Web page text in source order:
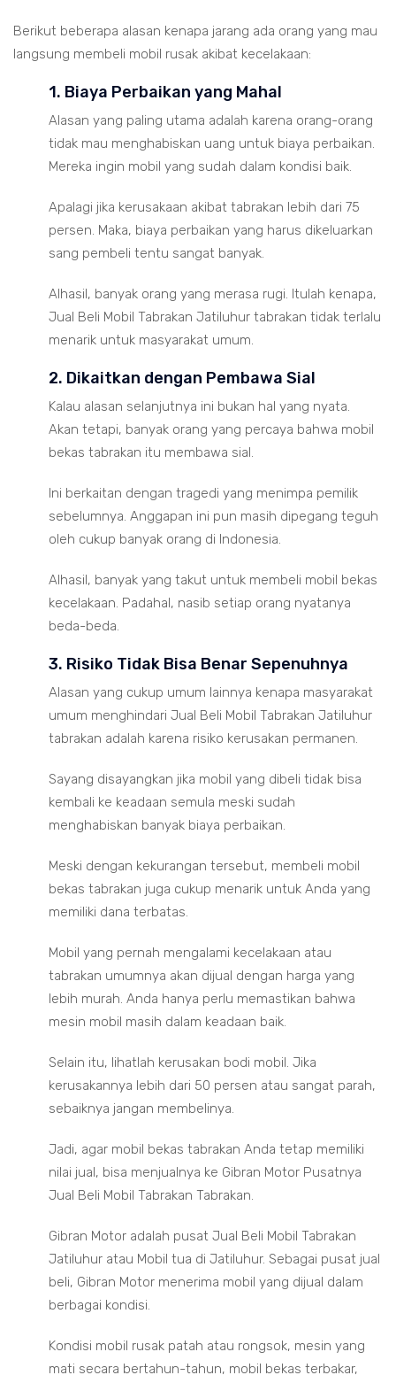
Berikut beberapa alasan kenapa jarang ada orang yang mau
langsung membeli mobil rusak akibat kecelakaan:
1. Biaya Perbaikan yang Mahal
Alasan yang paling utama adalah karena orang-orang
tidak mau menghabiskan uang untuk biaya perbaikan.
Mereka ingin mobil yang sudah dalam kondisi baik.
Apalagi jika kerusakaan akibat tabrakan lebih dari 75
persen. Maka, biaya perbaikan yang harus dikeluarkan
sang pembeli tentu sangat banyak.
Alhasil, banyak orang yang merasa rugi. Itulah kenapa,
Jual Beli Mobil Tabrakan Jatiluhur tabrakan tidak terlalu
menarik untuk masyarakat umum.
2. Dikaitkan dengan Pembawa Sial
Kalau alasan selanjutnya ini bukan hal yang nyata.
Akan tetapi, banyak orang yang percaya bahwa mobil
bekas tabrakan itu membawa sial.
Ini berkaitan dengan tragedi yang menimpa pemilik
sebelumnya. Anggapan ini pun masih dipegang teguh
oleh cukup banyak orang di Indonesia.
Alhasil, banyak yang takut untuk membeli mobil bekas
kecelakaan. Padahal, nasib setiap orang nyatanya
beda-beda.
3. Risiko Tidak Bisa Benar Sepenuhnya
Alasan yang cukup umum lainnya kenapa masyarakat
umum menghindari Jual Beli Mobil Tabrakan Jatiluhur
tabrakan adalah karena risiko kerusakan permanen.
Sayang disayangkan jika mobil yang dibeli tidak bisa
kembali ke keadaan semula meski sudah
menghabiskan banyak biaya perbaikan.
Meski dengan kekurangan tersebut, membeli mobil
bekas tabrakan juga cukup menarik untuk Anda yang
memiliki dana terbatas.
Mobil yang pernah mengalami kecelakaan atau
tabrakan umumnya akan dijual dengan harga yang
lebih murah. Anda hanya perlu memastikan bahwa
mesin mobil masih dalam keadaan baik.
Selain itu, lihatlah kerusakan bodi mobil. Jika
kerusakannya lebih dari 50 persen atau sangat parah,
sebaiknya jangan membelinya.
Jadi, agar mobil bekas tabrakan Anda tetap memiliki
nilai jual, bisa menjualnya ke Gibran Motor Pusatnya
Jual Beli Mobil Tabrakan Tabrakan.
Gibran Motor adalah pusat Jual Beli Mobil Tabrakan
Jatiluhur atau Mobil tua di Jatiluhur. Sebagai pusat jual
beli, Gibran Motor menerima mobil yang dijual dalam
berbagai kondisi.
Kondisi mobil rusak patah atau rongsok, mesin yang
mati secara bertahun-tahun, mobil bekas terbakar,